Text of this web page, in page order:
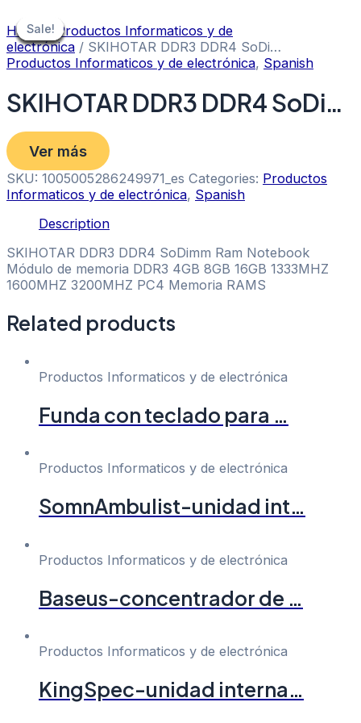
to
content
Sale!
Home/ Productos Informaticos y de
electrónica / SKIHOTAR DDR3 DDR4 SoDi…
Productos Informaticos y de electrónica, Spanish
SKIHOTAR DDR3 DDR4 SoDi…
Ver más
SKU: 1005005286249971_es Categories: Productos
Informaticos y de electrónica, Spanish
Description
SKIHOTAR DDR3 DDR4 SoDimm Ram Notebook
Módulo de memoria DDR3 4GB 8GB 16GB 1333MHZ
1600MHZ 3200MHZ PC4 Memoria RAMS
Related products
Sale!
Sale!
Productos Informaticos y de electrónica
Funda con teclado para …
Sale!
Sale!
Productos Informaticos y de electrónica
SomnAmbulist-unidad int…
Sale!
Sale!
Productos Informaticos y de electrónica
Baseus-concentrador de …
Sale!
Sale!
Productos Informaticos y de electrónica
KingSpec-unidad interna…